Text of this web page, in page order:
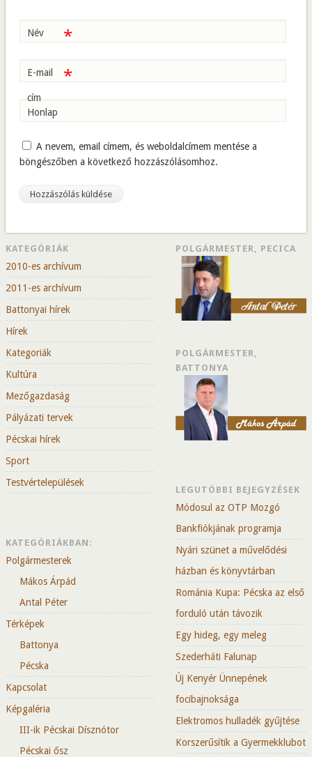
Név *
E-mail
cím
*
Honlap
A nevem, email címem, és weboldalcímem mentése a
böngészőben a következő hozzászólásomhoz.
KATEGÓRIÁK
2010-es archívum
2011-es archívum
Battonyai hírek
Hírek
Kategoriák
Kultúra
Mezőgazdaság
Pályázati tervek
Pécskai hírek
Sport
Testvértelepülések
KATEGÓRIÁKBAN:
Polgármesterek
Mákos Árpád
Antal Péter
Térképek
Battonya
Pécska
Kapcsolat
Képgaléria
III-ik Pécskai Dísznótor
Pécskai ősz
POLGÁRMESTER, PECICA
POLGÁRMESTER,
BATTONYA
LEGUTÓBBI BEJEGYZÉSEK
Módosul az OTP Mozgó
Bankfiókjának programja
Nyári szünet a művelődési
házban és könyvtárban
Románia Kupa: Pécska az első
forduló után távozik
Egy hideg, egy meleg
Szederháti Falunap
Új Kenyér Ünnepének
focibajnoksága
Elektromos hulladék gyűjtése
Korszerűsítik a Gyermekklubot